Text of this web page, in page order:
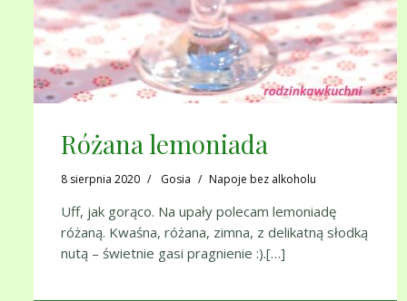
Różana lemoniada
8 sierpnia 2020 Gosia Napoje bez alkoholu
Uff, jak gorąco. Na upały polecam lemoniadę
różaną. Kwaśna, różana, zimna, z delikatną słodką
nutą – świetnie gasi pragnienie :).[…]